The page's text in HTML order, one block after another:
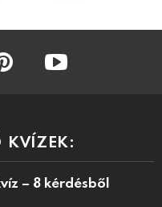
KVÍZEK:
– 8 kérdésből